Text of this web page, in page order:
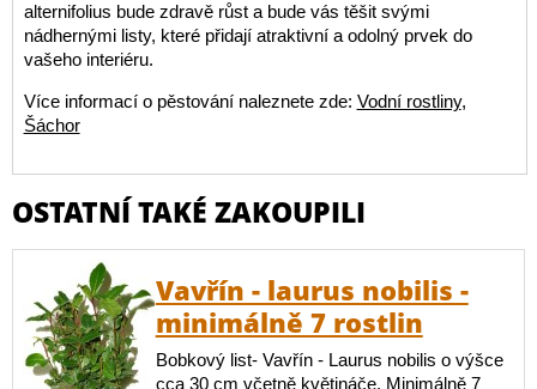
alternifolius bude zdravě růst a bude vás těšit svými
nádhernými listy, které přidají atraktivní a odolný prvek do
vašeho interiéru.
Více informací o pěstování naleznete zde: Vodní rostliny,
Šáchor
OSTATNÍ TAKÉ ZAKOUPILI
Vavřín - laurus nobilis -
minimálně 7 rostlin
Bobkový list- Vavřín - Laurus nobilis o výšce
cca 30 cm včetně květináče. Minimálně 7